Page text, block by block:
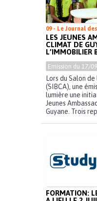
09 - Le Journal
LES JEUNES
CLIMAT DE
L’IMMOBILIER
Emission du 17/
Lors du Salon
(SIBCA), une
lumière une
Jeunes
Guyane. Trois
FORMATION: